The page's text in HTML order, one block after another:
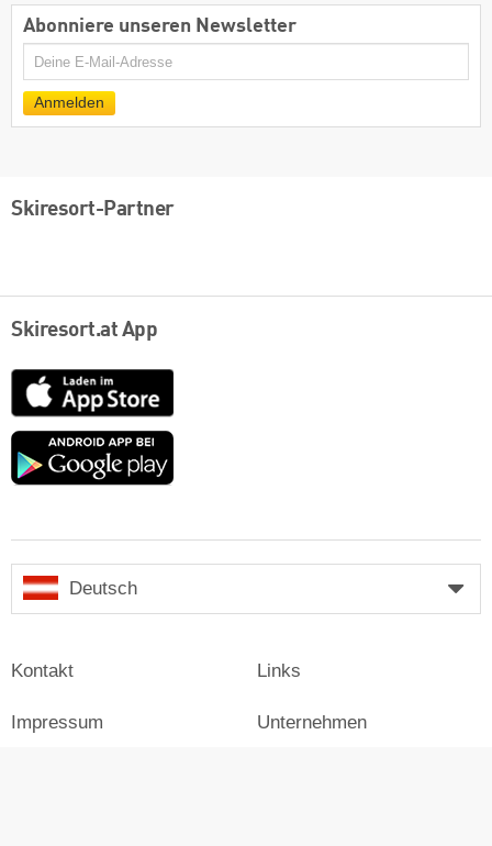
Abonniere unseren Newsletter
E-
Mail
Anmelden
Skiresort-Partner
Skiresort.at App
App
Store
Google
Deutsch
Kontakt
Impressum
Links
Unternehmen